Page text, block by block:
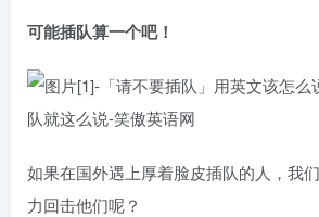
可能插队算一个吧！
如果在国外遇上厚着脸皮插队的人，我
力回击他们呢？